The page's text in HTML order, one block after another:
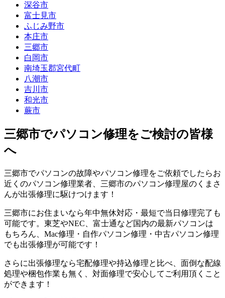
深谷市
富士見市
ふじみ野市
本庄市
三郷市
白岡市
南埼玉郡宮代町
八潮市
吉川市
和光市
蕨市
三郷市でパソコン修理をご検討の皆様
へ
三郷市でパソコンの故障やパソコン修理をご依頼でしたらお
近くのパソコン修理業者、三郷市のパソコン修理屋のくまさ
んが出張修理に駆けつけます！
三郷市にお住まいなら年中無休対応・最短で当日修理完了も
可能です。東芝やNEC、富士通など国内の最新パソコンは
もちろん、Mac修理・自作パソコン修理・中古パソコン修理
でも出張修理が可能です！
さらに出張修理なら宅配修理や持込修理と比べ、面倒な配線
処理や梱包作業も無く、対面修理で安心してご利用頂くこと
ができます！